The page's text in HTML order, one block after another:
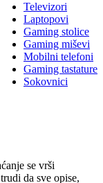
Televizori
Laptopovi
Gaming stolice
Gaming miševi
Mobilni telefoni
Gaming tastature
Sokovnici
se vrši
da sve opise,